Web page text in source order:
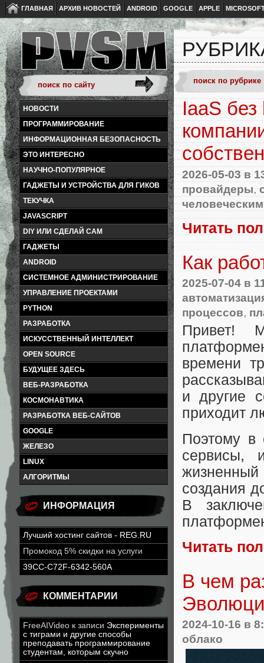
ГЛАВНАЯ АРХИВ НОВОСТЕЙ ANDROID GOOGLE APPLE
НОВОСТИ
ПРОГРАММИРОВАНИЕ
ИНФОРМАЦИОННАЯ БЕЗОПАСНОСТЬ
ЭТО ИНТЕРЕСНО
НАУЧНО-ПОПУЛЯРНОЕ
ГАДЖЕТЫ И УСТРОЙСТВА ДЛЯ ГИКОВ
ТЕКУЧКА
JAVASCRIPT
DIY ИЛИ СДЕЛАЙ САМ
ГАДЖЕТЫ
ANDROID
СИСТЕМНОЕ АДМИНИСТРИРОВАНИЕ
УПРАВЛЕНИЕ ПРОЕКТАМИ
PYTHON
РАЗРАБОТКА
ИСКУССТВЕННЫЙ ИНТЕЛЛЕКТ
OPEN SOURCE
БУДУЩЕЕ ЗДЕСЬ
ВЕБ-РАЗРАБОТКА
КОСМОНАВТИКА
РАЗРАБОТКА ВЕБ-САЙТОВ
GOOGLE
ЖЕЛЕЗО
LINUX
АЛГОРИТМЫ
ИНФОРМАЦИЯ
Лучший хостинг сайтов - REG.RU
Промокод 5% скидки на услуги
39CC-C72F-6342-560A
КОММЕНТАРИИ
FreeAIVideo к записи Эксперименты
с тиграми и другие способы
преподавать программирование
студентам, которым скучно
IaaS без
2026-05-03 в
провайдеры,
Читать
Как
2025-07-04 в
процессов,
Привет!
времени
и другие
приходит
Поэтому в
сервисы,
жизненный
создания
В
Читать
В чем
2024-10-16 в
облако